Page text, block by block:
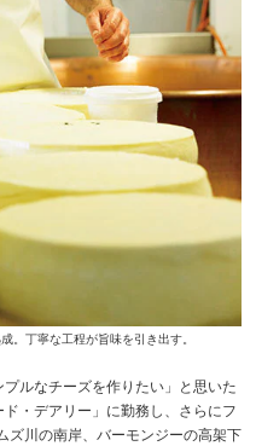
。丁寧な工程が旨味を引き出す。
ルなチーズを作りたい」と思いた
・デアリー」に勤務し、さらにフ
ズ川の南岸、バーモンジーの高架下